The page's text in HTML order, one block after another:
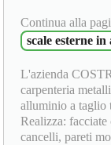
Continua alla
scale esterne
L'azienda
carpenteria
alluminio a taglio
Realizza:
cancelli, pareti